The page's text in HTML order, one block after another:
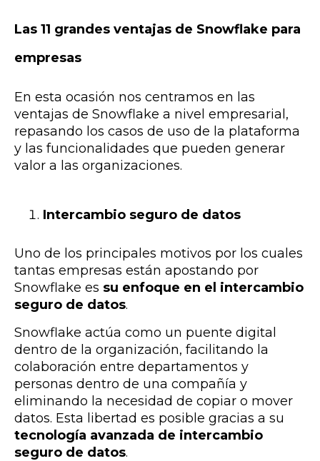
Las 11 grandes ventajas de Snowflake para
empresas
En esta ocasión nos centramos en las
ventajas de Snowflake a nivel empresarial,
repasando los casos de uso de la plataforma
y las funcionalidades que pueden generar
valor a las organizaciones.
Intercambio seguro de datos
Uno de los principales motivos por los cuales
tantas empresas están apostando por
Snowflake es su enfoque en el intercambio
seguro de datos.
Snowflake actúa como un puente digital
dentro de la organización, facilitando la
colaboración entre departamentos y
personas dentro de una compañía y
eliminando la necesidad de copiar o mover
datos. Esta libertad es posible gracias a su
tecnología avanzada de intercambio
seguro de datos.